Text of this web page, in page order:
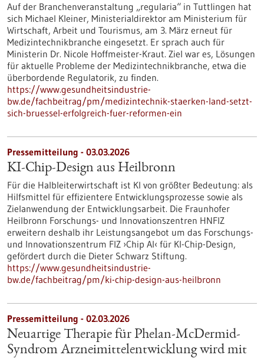
Auf der Branchenveranstaltung „regularia“ in Tuttlingen hat
sich Michael Kleiner, Ministerialdirektor am Ministerium für
Wirtschaft, Arbeit und Tourismus, am 3. März erneut für
Medizintechnikbranche eingesetzt. Er sprach auch für
Ministerin Dr. Nicole Hoffmeister-Kraut. Ziel war es, Lösungen
für aktuelle Probleme der Medizintechnikbranche, etwa die
überbordende Regulatorik, zu finden.
https://www.gesundheitsindustrie-
bw.de/fachbeitrag/pm/medizintechnik-staerken-land-setzt-
sich-bruessel-erfolgreich-fuer-reformen-ein
Pressemitteilung - 03.03.2026
KI-Chip-Design aus Heilbronn
Für die Halbleiterwirtschaft ist KI von größter Bedeutung: als
Hilfsmittel für effizientere Entwicklungsprozesse sowie als
Zielanwendung der Entwicklungsarbeit. Die Fraunhofer
Heilbronn Forschungs- und Innovationszentren HNFIZ
erweitern deshalb ihr Leistungsangebot um das Forschungs-
und Innovationszentrum FIZ ›Chip AI‹ für KI-Chip-Design,
gefördert durch die Dieter Schwarz Stiftung.
https://www.gesundheitsindustrie-
bw.de/fachbeitrag/pm/ki-chip-design-aus-heilbronn
Pressemitteilung - 02.03.2026
Neuartige Therapie für Phelan-McDermid-
Syndrom Arzneimittelentwicklung wird mit